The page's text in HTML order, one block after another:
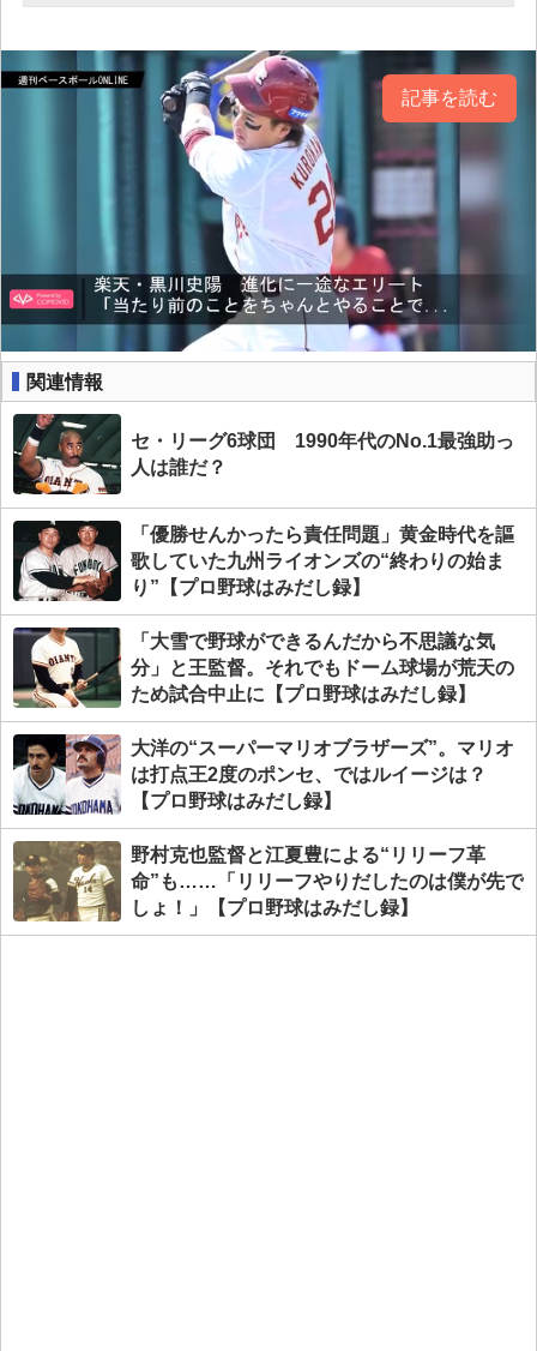
記事を読む
関連情報
セ・リーグ6球団 1990年代のNo.1最強助っ
人は誰だ？
「優勝せんかったら責任問題」黄金時代を謳
歌していた九州ライオンズの“終わりの始ま
り”【プロ野球はみだし録】
「大雪で野球ができるんだから不思議な気
分」と王監督。それでもドーム球場が荒天の
ため試合中止に【プロ野球はみだし録】
大洋の“スーパーマリオブラザーズ”。マリオ
は打点王2度のポンセ、ではルイージは？
【プロ野球はみだし録】
野村克也監督と江夏豊による“リリーフ革
命”も……「リリーフやりだしたのは僕が先で
しょ！」【プロ野球はみだし録】